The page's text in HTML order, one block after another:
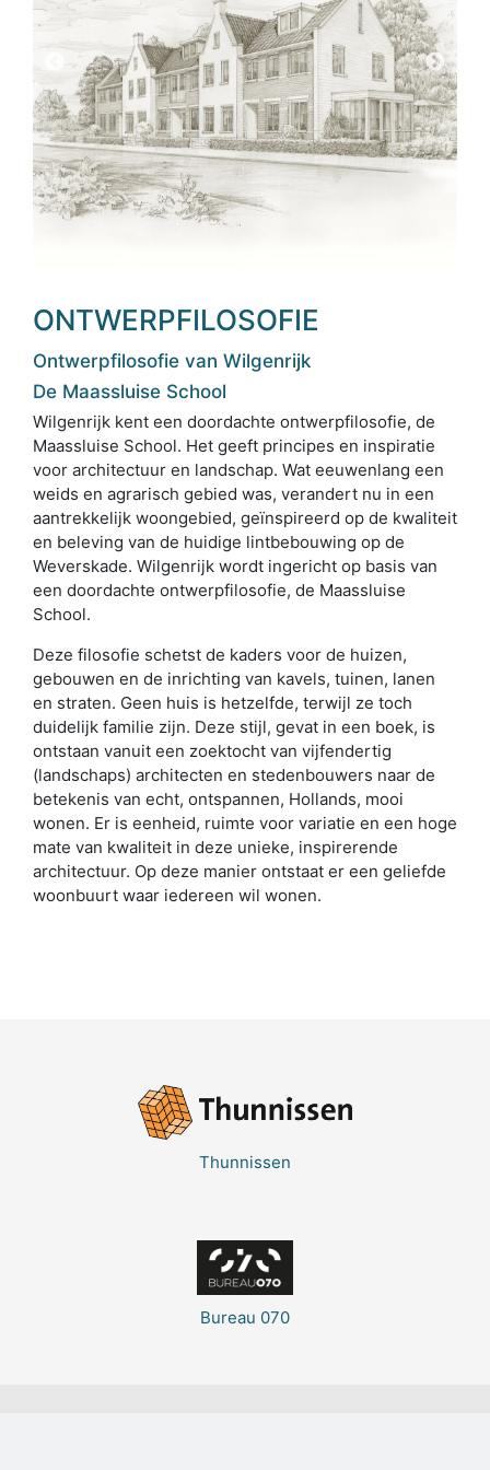
ONTWERPFILOSOFIE
Ontwerpfilosofie van Wilgenrijk
De Maassluise School
Wilgenrijk kent een doordachte ontwerpfilosofie, de
Maassluise School. Het geeft principes en inspiratie
voor architectuur en landschap. Wat eeuwenlang een
weids en agrarisch gebied was, verandert nu in een
aantrekkelijk woongebied, geïnspireerd op de kwaliteit
en beleving van de huidige lintbebouwing op de
Weverskade. Wilgenrijk wordt ingericht op basis van
een doordachte ontwerpfilosofie, de Maassluise
School.
Deze filosofie schetst de kaders voor de huizen,
gebouwen en de inrichting van kavels, tuinen, lanen
en straten. Geen huis is hetzelfde, terwijl ze toch
duidelijk familie zijn. Deze stijl, gevat in een boek, is
ontstaan vanuit een zoektocht van vijfendertig
(landschaps) architecten en stedenbouwers naar de
betekenis van echt, ontspannen, Hollands, mooi
wonen. Er is eenheid, ruimte voor variatie en een hoge
mate van kwaliteit in deze unieke, inspirerende
architectuur. Op deze manier ontstaat er een geliefde
woonbuurt waar iedereen wil wonen.
Thunnissen
Bureau 070